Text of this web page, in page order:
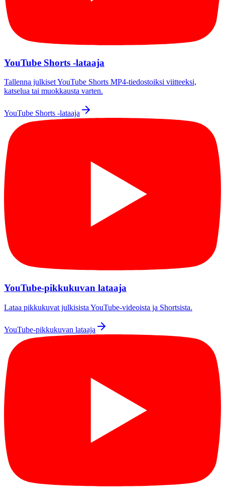
YouTube Shorts -lataaja
Tallenna julkiset YouTube Shorts MP4-tiedostoiksi viitteeksi,
katselua tai muokkausta varten.
YouTube Shorts -lataaja
YouTube-pikkukuvan lataaja
Lataa pikkukuvat julkisista YouTube-videoista ja Shortsista.
YouTube-pikkukuvan lataaja